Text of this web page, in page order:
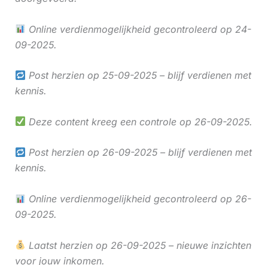
Online verdienmogelijkheid gecontroleerd op 24-
09-2025.
Post herzien op 25-09-2025 – blijf verdienen met
kennis.
Deze content kreeg een controle op 26-09-2025.
Post herzien op 26-09-2025 – blijf verdienen met
kennis.
Online verdienmogelijkheid gecontroleerd op 26-
09-2025.
Laatst herzien op 26-09-2025 – nieuwe inzichten
voor jouw inkomen.